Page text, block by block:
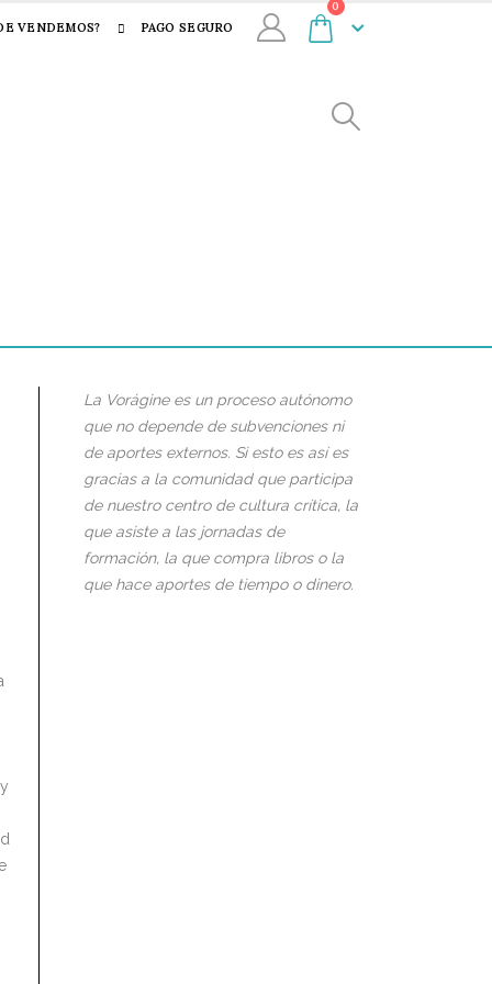
VENDEMOS? PAGO SEGURO
0
La Vorágine es un proceso autónomo
que no depende de subvenciones ni
de aportes externos. Si esto es así es
gracias a la comunidad que participa
de nuestro centro de cultura crítica, la
que asiste a las jornadas de
formación, la que compra libros o la
que hace aportes de tiempo o dinero.